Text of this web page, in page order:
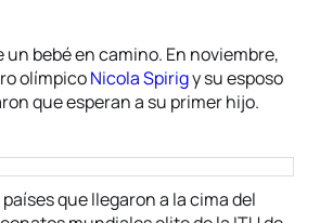
bebé en camino. En noviembre,
olímpicoNicola Spirigy su esposo
que esperan a su primer hijo.
que llegaron a la cima del